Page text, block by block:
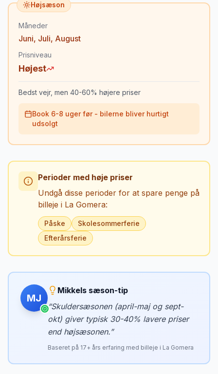
Højsæson
Måneder
Juni, Juli, August
Prisniveau
Højest
Bedst vejr, men 40-60% højere priser
Book 6-8 uger før - bilerne bliver hurtigt
udsolgt
Perioder med høje priser
Undgå disse perioder for at spare penge på
billeje i La Gomera:
Påske
Skolesommerferie
Efterårsferie
MJ
Mikkels sæson-tip
“Skuldersæsonen (april-maj og sept-
okt) giver typisk 30-40% lavere priser
end højsæsonen.”
Baseret på 17+ års erfaring med billeje i La Gomera